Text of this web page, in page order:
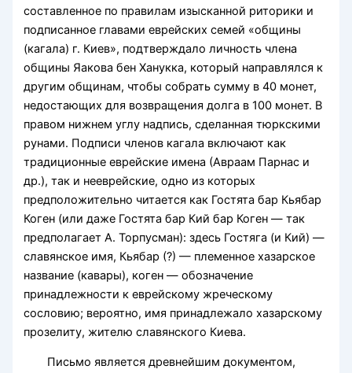
составленное по правилам изысканной риторики и
подписанное главами еврейских семей «общины
(кагала) г. Киев», подтверждало личность члена
общины Яакова бен Ханукка, который направлялся к
другим общинам, чтобы собрать сумму в 40 монет,
недостающих для возвращения долга в 100 монет. В
правом нижнем углу надпись, сделанная тюркскими
рунами. Подписи членов кагала включают как
традиционные еврейские имена (Авраам Парнас и
др.), так и нееврейские, одно из которых
предположительно читается как Гостята бар Кьябар
Коген (или даже Гостята бар Кий бар Коген — так
предполагает А. Торпусман): здесь Гостяга (и Кий) —
славянское имя, Кьябар (?) — племенное хазарское
название (кавары), коген — обозначение
принадлежности к еврейскому жреческому
сословию; вероятно, имя принадлежало хазарскому
прозелиту, жителю славянского Киева.
Письмо является древнейшим документом,